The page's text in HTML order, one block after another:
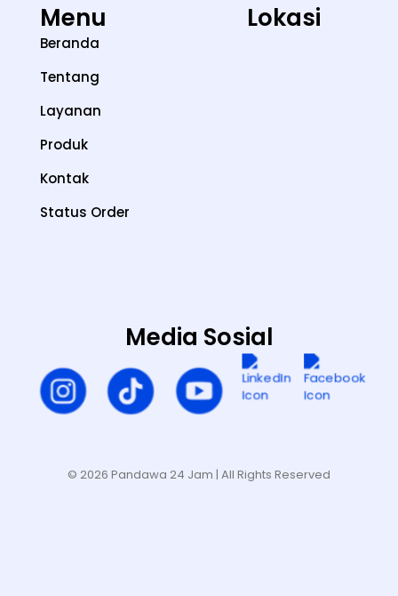
Menu
Beranda
Tentang
Layanan
Produk
Kontak
Status Order
Lokasi
Media Sosial
© 2026 Pandawa 24 Jam | All Rights Reserved